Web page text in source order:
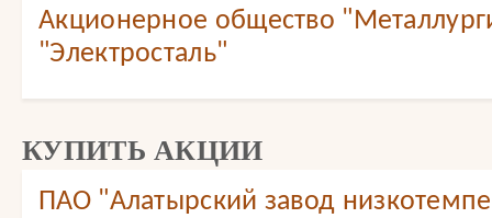
Акционерное общество
"Электросталь"
КУПИТЬ АКЦИИ
ПАО "Алатырский завод